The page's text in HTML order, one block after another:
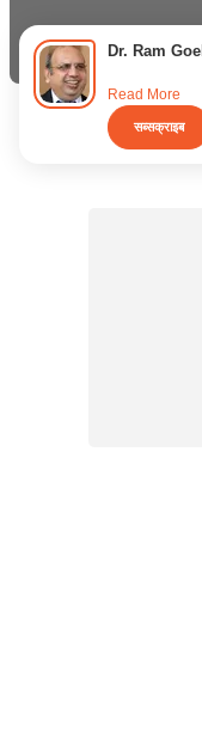
Dr. Ram Goel
Read More
सब्सक्राइब